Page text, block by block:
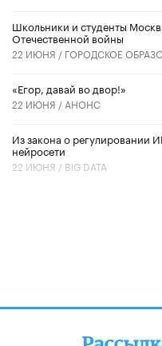
Школьники и студенты
Отечественной войны
22 ИЮНЯ / ГОРОДСКОЕ
«Егор, давай во двор!»
22 ИЮНЯ / АНОНС
Из закона о регулировании
нейросети
22 ИЮНЯ / BIG DATA